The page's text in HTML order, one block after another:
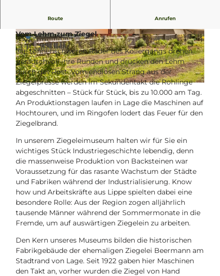
© LWL-Industriemuseum, Annette Hudemann
© Teutoburger Wald Tourismus, M. Schoberer
© Teutoburger Wald - Bad Salzuflen - Kerstin P
aar |CC-BY-SA
Route Anrufen
Willkommen im LWL-Industriemuseum in Lage
Vom Lehm zum Ziegel
Die tonnenschweren Räder des Kollergangs drehen
geräuschvoll ihre Runden und drücken den Lehm
durch das Rost. Vom endlosen Strang aus der
Ziegelpresse werden im Sekundentakt die Rohlinge
abgeschnitten – Stück für Stück, bis zu 10.000 am Tag.
An Produktionstagen laufen in Lage die Maschinen auf
Hochtouren, und im Ringofen lodert das Feuer für den
Ziegelbrand.
In unserem Ziegeleimuseum halten wir für Sie ein
wichtiges Stück Industriegeschichte lebendig, denn
die massenweise Produktion von Backsteinen war
Voraussetzung für das rasante Wachstum der Städte
und Fabriken während der Industrialisierung. Know
how und Arbeitskräfte aus Lippe spielten dabei eine
besondere Rolle: Aus der Region zogen alljährlich
tausende Männer während der Sommermonate in die
Fremde, um auf auswärtigen Ziegelein zu arbeiten.
Den Kern unseres Museums bilden die historischen
Fabrikgebäude der ehemaligen Ziegelei Beermann am
Stadtrand von Lage. Seit 1922 gaben hier Maschinen
den Takt an, vorher wurden die Ziegel von Hand